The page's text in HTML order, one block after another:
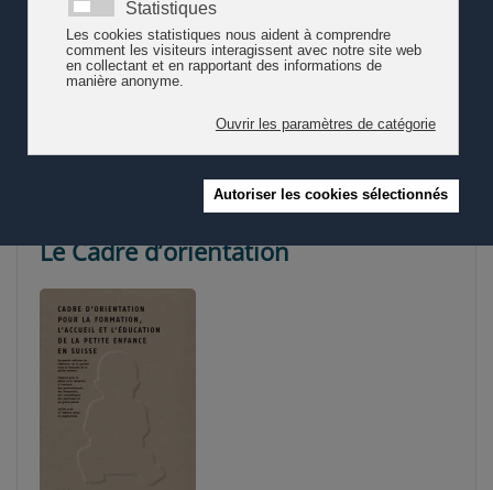
Dans une démarche holistique et imbriquée, le travail
quotidien des professionnel∙le∙s de l’enfance implique de
s’ajuster à chaque enfant, dans un contexte collectif. Les
finalités de l'accueil de l'enfance au quotidien Pour
répondre aux missio…
Le Cadre d’orientation